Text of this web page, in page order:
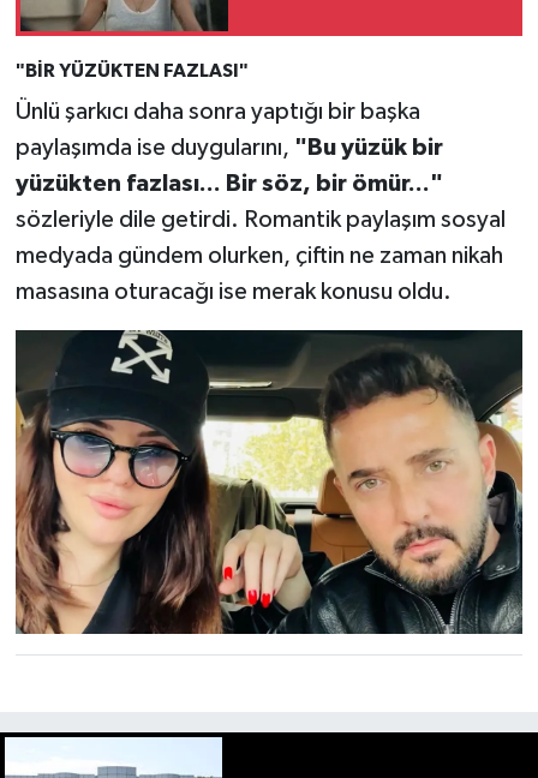
"BİR YÜZÜKTEN FAZLASI"
Ünlü şarkıcı daha sonra yaptığı bir başka
paylaşımda ise duygularını, "Bu yüzük bir
yüzükten fazlası... Bir söz, bir ömür..."
sözleriyle dile getirdi. Romantik paylaşım sosyal
medyada gündem olurken, çiftin ne zaman nikah
masasına oturacağı ise merak konusu oldu.